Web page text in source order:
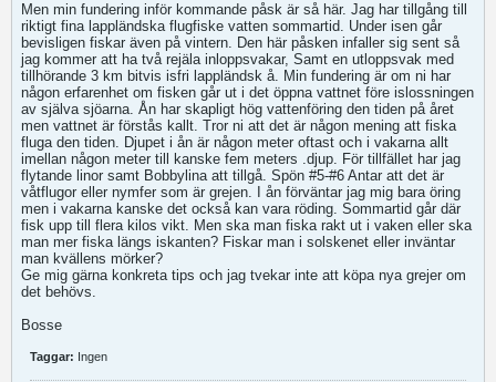
Men min fundering inför kommande påsk är så här. Jag har tillgång till
riktigt fina lappländska flugfiske vatten sommartid. Under isen går
bevisligen fiskar även på vintern. Den här påsken infaller sig sent så
jag kommer att ha två rejäla inloppsvakar, Samt en utloppsvak med
tillhörande 3 km bitvis isfri lappländsk å. Min fundering är om ni har
någon erfarenhet om fisken går ut i det öppna vattnet före islossningen
av själva sjöarna. Ån har skapligt hög vattenföring den tiden på året
men vattnet är förstås kallt. Tror ni att det är någon mening att fiska
fluga den tiden. Djupet i ån är någon meter oftast och i vakarna allt
imellan någon meter till kanske fem meters .djup. För tillfället har jag
flytande linor samt Bobbylina att tillgå. Spön #5-#6 Antar att det är
våtflugor eller nymfer som är grejen. I ån förväntar jag mig bara öring
men i vakarna kanske det också kan vara röding. Sommartid går där
fisk upp till flera kilos vikt. Men ska man fiska rakt ut i vaken eller ska
man mer fiska längs iskanten? Fiskar man i solskenet eller inväntar
man kvällens mörker?
Ge mig gärna konkreta tips och jag tvekar inte att köpa nya grejer om
det behövs.
Bosse
Taggar: Ingen